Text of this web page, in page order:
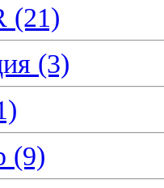
(21)
(3)
(9)